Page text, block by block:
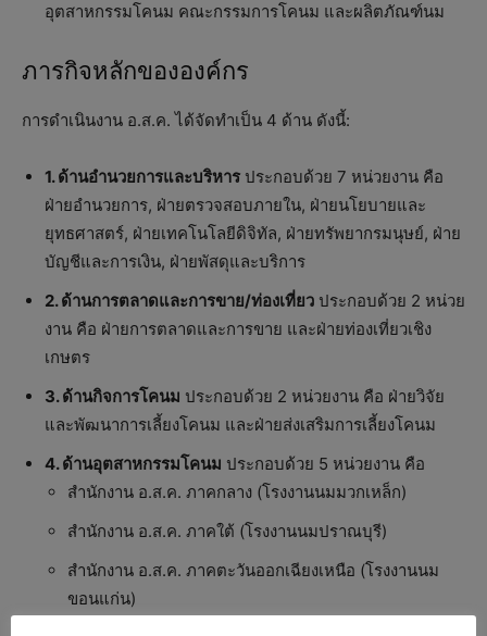
อุตสาหกรรมโคนม คณะกรรมการโคนม และผลิตภัณฑ์นม
ภารกิจหลักขององค์กร
การดำเนินงาน อ.ส.ค. ได้จัดทำเป็น 4 ด้าน ดังนี้:
1. ด้านอำนวยการและบริหาร ประกอบด้วย 7 หน่วยงาน คือ
ฝ่ายอำนวยการ, ฝ่ายตรวจสอบภายใน, ฝ่ายนโยบายและ
ยุทธศาสตร์, ฝ่ายเทคโนโลยีดิจิทัล, ฝ่ายทรัพยากรมนุษย์, ฝ่าย
บัญชีและการเงิน, ฝ่ายพัสดุและบริการ
2. ด้านการตลาดและการขาย/ท่องเที่ยว ประกอบด้วย 2 หน่วย
งาน คือ ฝ่ายการตลาดและการขาย และฝ่ายท่องเที่ยวเชิง
เกษตร
3. ด้านกิจการโคนม ประกอบด้วย 2 หน่วยงาน คือ ฝ่ายวิจัย
และพัฒนาการเลี้ยงโคนม และฝ่ายส่งเสริมการเลี้ยงโคนม
4. ด้านอุตสาหกรรมโคนม ประกอบด้วย 5 หน่วยงาน คือ
สำนักงาน อ.ส.ค. ภาคกลาง (โรงงานนมมวกเหล็ก)
สำนักงาน อ.ส.ค. ภาคใต้ (โรงงานนมปราณบุรี)
สำนักงาน อ.ส.ค. ภาคตะวันออกเฉียงเหนือ (โรงงานนม
ขอนแก่น)